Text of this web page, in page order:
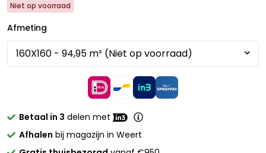
Niet op voorraad
Afmeting
Betaal in 3 delen met
Afhalen bij magazijn in Weert